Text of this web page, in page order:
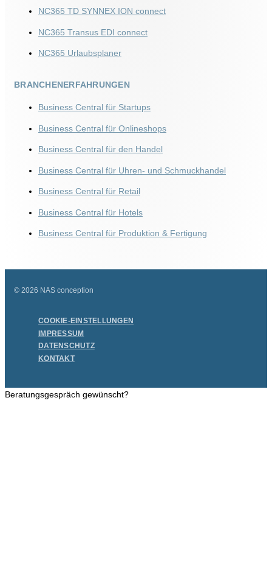
NC365 TD SYNNEX ION connect
NC365 Transus EDI connect
NC365 Urlaubsplaner
BRANCHENERFAHRUNGEN
Business Central für Startups
Business Central für Onlineshops
Business Central für den Handel
Business Central für Uhren- und Schmuckhandel
Business Central für Retail
Business Central für Hotels
Business Central für Produktion & Fertigung
© 2026 NAS conception
COOKIE-EINSTELLUNGEN
IMPRESSUM
DATENSCHUTZ
KONTAKT
Beratungs­gespräch gewünscht?